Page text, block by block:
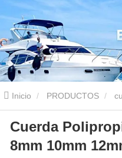
Inicio PRODUCTOS
polipropileno Cuerda Polipropileno Azul 6mm 8mm 10mm 12mm
14mm 16mm
Cuerda
8mm 10mm